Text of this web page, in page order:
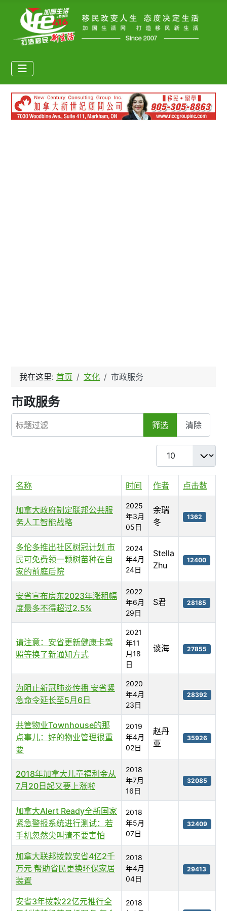
我在这里: 首页 文化 市政服务
市政服务
标题过滤
筛选 清除
每页显示条数
名称 时间 作者 点击数
加拿大政府制定联邦公共服
务人工智能战略
2025
年3月
05日
余瑞
冬
1362
多伦多推出社区树冠计划 市
民可免费领一颗树苗种在自
家的前庭后院
2024
年4月
24日
Stella
Zhu
12400
安省宣布房东2023年涨租幅
度最多不得超过2.5%
2022
年6月
29日
S君 28185
请注意：安省更新健康卡驾
照等换了新通知方式
2021
年11
月18
日
谈海 27855
为阻止新冠肺炎传播 安省紧
急命令延长至5月6日
2020
年4月
23日
28392
共管物业Townhouse的那
点事儿：好的物业管理很重
要
2019
年4月
02日
赵丹
亚
35926
2018年加拿大儿童福利金从
7月20日起又要上涨啦
2018
年7月
16日
32085
加拿大Alert Ready全新国家
紧急警报系统进行测试：若
手机忽然尖叫请不要害怕
2018
年5月
07日
32409
加拿大联邦拨款安省4亿2千
万元 帮助省民更换环保家居
装置
2018
年4月
04日
29413
安省3年拨款22亿元推行全
2018